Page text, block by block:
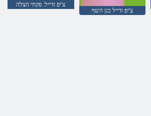
צ'יפ ודייל: פקחי הצלה
צ'יפ ודייל בגן השף